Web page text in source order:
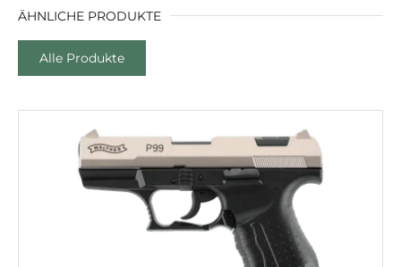
ÄHNLICHE PRODUKTE
Alle Produkte